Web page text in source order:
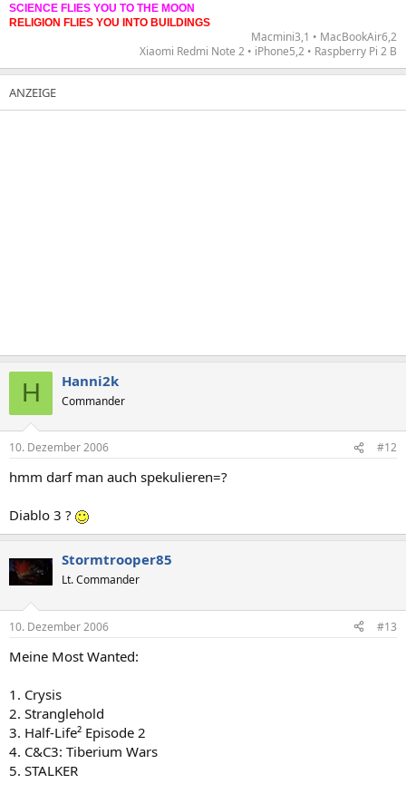
SCIENCE FLIES YOU TO THE MOON
RELIGION FLIES YOU INTO BUILDINGS
Macmini3,1 • MacBookAir6,2
Xiaomi Redmi Note 2 • iPhone5,2 • Raspberry Pi 2 B​
H Hanni2k
Commander
10. Dezember 2006 #12
hmm darf man auch spekulieren=?
Diablo 3 ?
Stormtrooper85
Lt. Commander
10. Dezember 2006 #13
Meine Most Wanted:
1. Crysis
2. Stranglehold
3. Half-Life² Episode 2
4. C&C3: Tiberium Wars
5. STALKER